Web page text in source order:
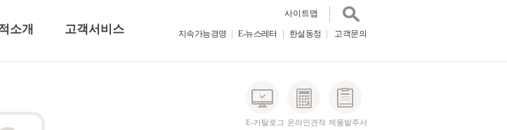
E-뉴스레터 한설동정
소개 고객서비스
사이트맵
지속가능경영 E-뉴스레터 한설동정 고객문의
E-카탈로그 온라인견적 제품발주서